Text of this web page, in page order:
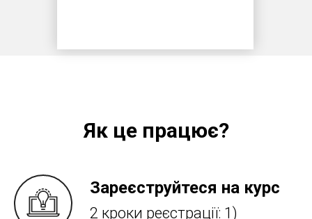
Як це працює?
Зареєструйтеся на курс
2 кроки реєстрації: 1)